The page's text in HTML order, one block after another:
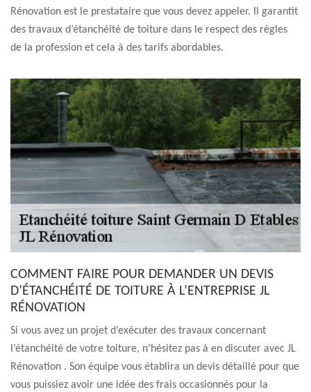
Rénovation est le prestataire que vous devez appeler. Il garantit
des travaux d’étanchéité de toiture dans le respect des règles
de la profession et cela à des tarifs abordables.
COMMENT FAIRE POUR DEMANDER UN DEVIS
D’ÉTANCHÉITÉ DE TOITURE À L’ENTREPRISE JL
RÉNOVATION
Si vous avez un projet d’exécuter des travaux concernant
l’étanchéité de votre toiture, n’hésitez pas à en discuter avec JL
Rénovation . Son équipe vous établira un devis détaillé pour que
vous puissiez avoir une idée des frais occasionnés pour la